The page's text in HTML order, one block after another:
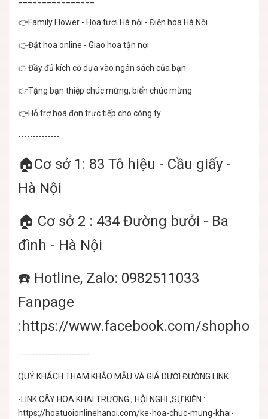
👉Family Flower - Hoa tươi Hà nội - Điện hoa Hà Nội
👉Đặt hoa online - Giao hoa tận nơi
👉Đầy đủ kích cỡ dựa vào ngân sách của bạn
👉Tặng bạn thiệp chúc mừng, biển chúc mừng
👉Hỗ trợ hoá đơn trực tiếp cho công ty
--------------
🏠Cơ sở 1: 83 Tô hiệu - Cầu giấy -
Hà Nội
🏠 Cơ sở 2 : 434 Đường bưởi - Ba
đình - Hà Nội
☎️ Hotline, Zalo: 0982511033
Fanpage
:https://www.facebook.com/
------------------------
QUÝ KHÁCH THAM KHẢO MẪU VÀ GIÁ DƯỚI ĐƯỜNG LINK :
-LINK CÂY HOA KHAI TRƯƠNG , HỘI NGHỊ ,SỰ KIỆN :
https://hoatuoionlinehanoi.com/ke-hoa-chuc-mung-khai-